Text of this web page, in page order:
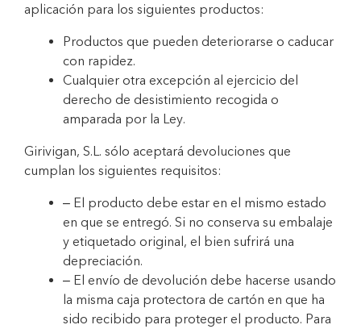
aplicación para los siguientes productos:
Productos que pueden deteriorarse o caducar
con rapidez.
Cualquier otra excepción al ejercicio del
derecho de desistimiento recogida o
amparada por la Ley.
Girivigan, S.L. sólo aceptará devoluciones que
cumplan los siguientes requisitos:
– El producto debe estar en el mismo estado
en que se entregó. Si no conserva su embalaje
y etiquetado original, el bien sufrirá una
depreciación.
– El envío de devolución debe hacerse usando
la misma caja protectora de cartón en que ha
sido recibido para proteger el producto. Para